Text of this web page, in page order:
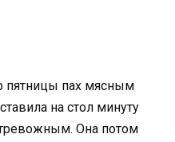
пятницы пах мясным
на стол минуту
Она потом